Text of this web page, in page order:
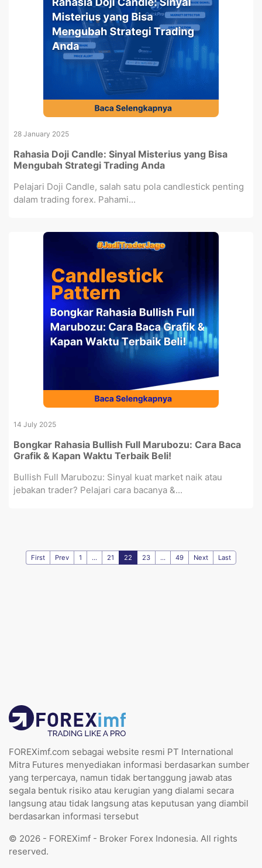
28 January 2025
Rahasia Doji Candle: Sinyal Misterius yang Bisa
Mengubah Strategi Trading Anda
Pelajari Doji Candle, salah satu pola candlestick penting
dalam trading forex. Pahami...
14 July 2025
Bongkar Rahasia Bullish Full Marubozu: Cara Baca
Grafik & Kapan Waktu Terbaik Beli!
Bullish Full Marubozu: Sinyal kuat market naik atau
jebakan trader? Pelajari cara bacanya &...
First Prev 1 ... 21 22 23 ... 49 Next Last
FOREXimf.com sebagai website resmi PT International
Mitra Futures menyediakan informasi berdasarkan sumber
yang terpercaya, namun tidak bertanggung jawab atas
segala bentuk risiko atau kerugian yang dialami secara
langsung atau tidak langsung atas keputusan yang diambil
berdasarkan informasi tersebut
© 2026 - FOREXimf - Broker Forex Indonesia. All rights
reserved.